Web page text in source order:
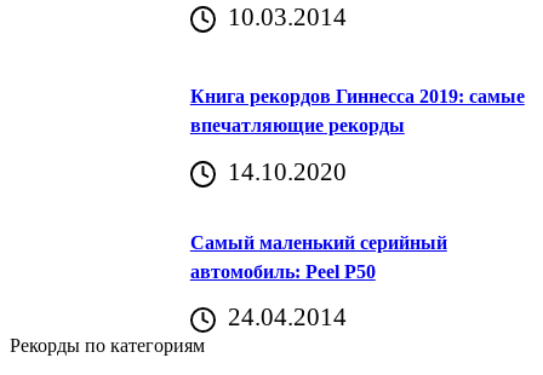
10.03.2014
Книга рекордов Гиннесса 2019: самые
впечатляющие рекорды
14.10.2020
Самый маленький серийный
автомобиль: Peel P50
24.04.2014
Рекорды по категориям